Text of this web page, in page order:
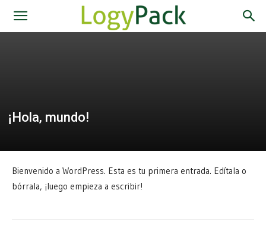
¡Hola, mundo!
Bienvenido a WordPress. Esta es tu primera entrada. Edítala o
bórrala, ¡luego empieza a escribir!